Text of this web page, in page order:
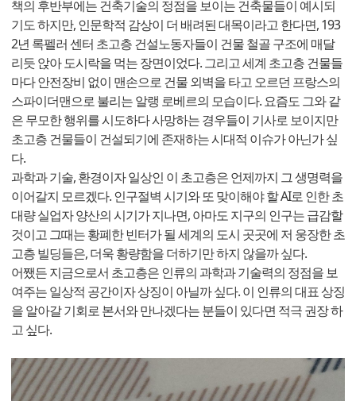
책의 후반부에는 건축기술의 정점을 보이는 건축물들이 예시되
기도 하지만, 인문학적 감상이 더 배려된 대목이라고 한다면, 193
2년 록펠러 센터 초고층 건설노동자들이 건물 철골 구조에 매달
리듯 앉아 도시락을 먹는 장면이었다. 그리고 세계 초고층 건물들
마다 안전장비 없이 맨손으로 건물 외벽을 타고 오르던 프랑스의
스파이더맨으로 불리는 알랭 로베르의 모습이다. 요즘도 그와 같
은 무모한 행위를 시도하다 사망하는 경우들이 기사로 보이지만
초고층 건물들이 건설되기에 존재하는 시대적 이슈가 아닌가 싶
다.
과학과 기술, 환경이자 일상인 이 초고층은 언제까지 그 생명력을
이어갈지 모르겠다. 인구절벽 시기와 또 맞이해야 할 AI로 인한 초
대량 실업자 양산의 시기가 지나면, 아마도 지구의 인구는 급감할
것이고 그때는 황폐한 빈터가 될 세계의 도시 곳곳에 저 웅장한 초
고층 빌딩들은, 더욱 황량함을 더하기만 하지 않을까 싶다.
어쨌든 지금으로서 초고층은 인류의 과학과 기술력의 정점을 보
여주는 일상적 공간이자 상징이 아닐까 싶다. 이 인류의 대표 상징
을 알아갈 기회로 본서와 만나겠다는 분들이 있다면 적극 권장 하
고 싶다.